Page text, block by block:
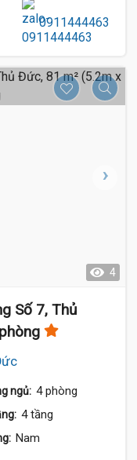
0911444463
4
Số 7, Thủ
ngủ: 4 phòng
4 tầng
Nam